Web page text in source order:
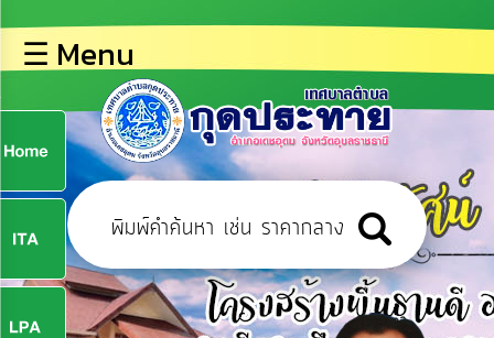
หลัก
ข้อมูล
พื้น
ฐาน
บุคลากร
ข่าว
ประชาสัมพันธ์
☰ Menu